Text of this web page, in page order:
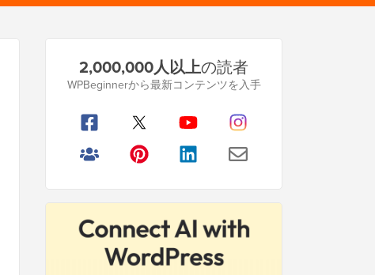
サ
2,000,000人以上の読者
WPBeginnerから最新コンテンツを入手